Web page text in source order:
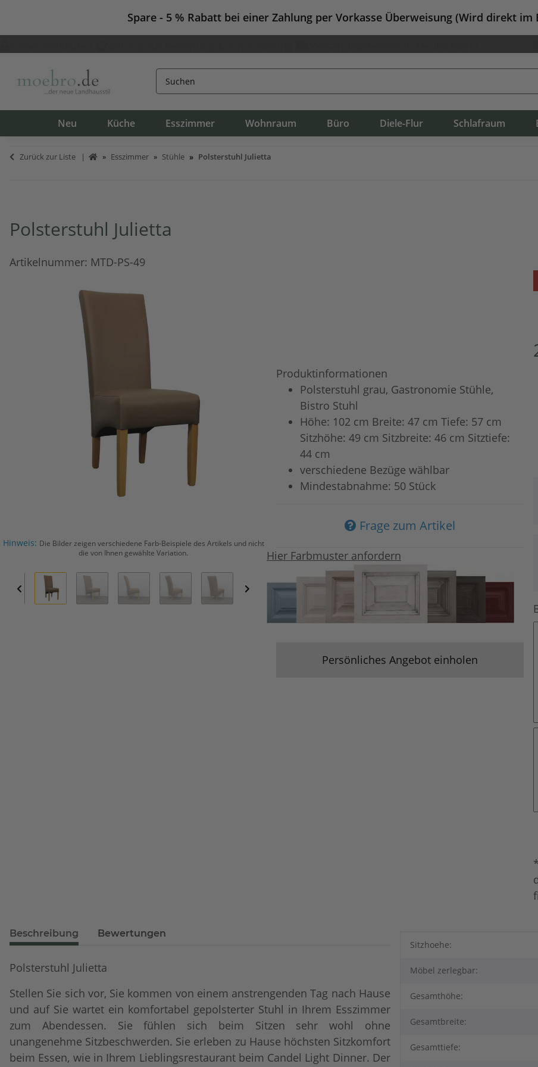
Spare - 5 % Rabatt bei einer Zahlung per Vorkasse Überweisung (Wird direkt im
Neu Küche Esszimmer Wohnraum Büro Diele-Flur Schlafraum
Zurück zur Liste Esszimmer Stühle Polsterstuhl Julietta
Polsterstuhl Julietta
Artikelnummer: MTD-PS-49
Hinweis: Die Bilder zeigen verschiedene Farb-Beispiele des Artikels und nicht
die von Ihnen gewählte Variation.
Produktinformationen
Polsterstuhl grau, Gastronomie Stühle,
Bistro Stuhl
Höhe: 102 cm Breite: 47 cm Tiefe: 57 cm
Sitzhöhe: 49 cm Sitzbreite: 46 cm Sitztiefe:
44 cm
verschiedene Bezüge wählbar
Mindestabnahme: 50 Stück
Frage zum Artikel
Hier Farbmuster anfordern
Persönliches Angebot einholen
Beschreibung Bewertungen
Polsterstuhl Julietta
Stellen Sie sich vor, Sie kommen von einem anstrengenden Tag nach Hause
und auf Sie wartet ein komfortabel gepolsterter Stuhl in Ihrem Esszimmer
zum Abendessen. Sie fühlen sich beim Sitzen sehr wohl ohne
unangenehme Sitzbeschwerden. Sie erleben zu Hause höchsten Sitzkomfort
beim Essen, wie in Ihrem Lieblingsrestaurant beim Candel Light Dinner. Der
Produkteigenschaft
Wert
Sitzhoehe:
Möbel zerlegbar:
Gesamthöhe:
Gesamtbreite:
Gesamttiefe: